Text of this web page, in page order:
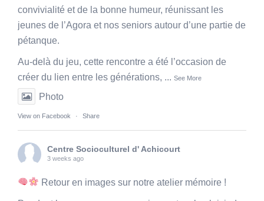
convivialité et de la bonne humeur, réunissant les
jeunes de l’Agora et nos seniors autour d’une partie de
pétanque.
Au-delà du jeu, cette rencontre a été l’occasion de
créer du lien entre les générations, ... See More
Photo
View on Facebook · Share
Centre Socioculturel d' Achicourt
3 weeks ago
Retour en images sur notre atelier mémoire !